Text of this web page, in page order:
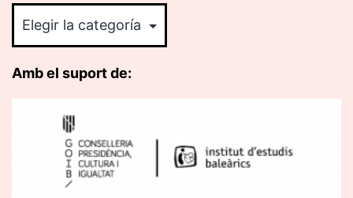
Amb el suport de: